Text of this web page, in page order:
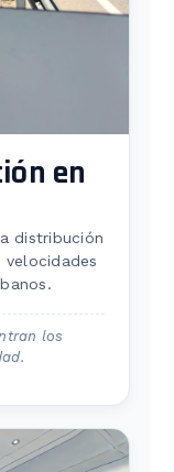
en
distribución
los